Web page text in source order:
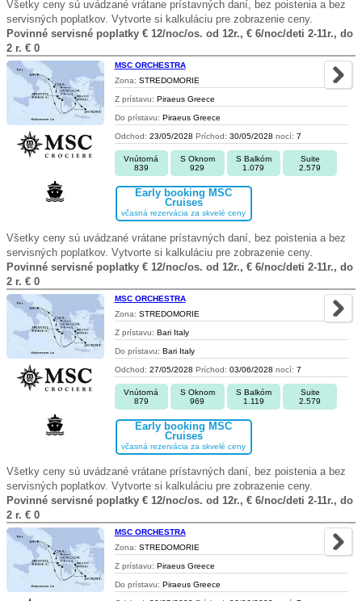
Všetky ceny sú uvádzané vrátane prístavných daní, bez poistenia a bez
servisných poplatkov. Vytvorte si kalkuláciu pre zobrazenie ceny.
Povinné servisné poplatky € 12/noc/os. od 12r., € 6/noc/deti 2-11r., do
2 r. € 0
MSC ORCHESTRA
Zona: STREDOMORIE
Z prístavu: Piraeus Greece
Do prístavu: Piraeus Greece
Odchod: 23/05/2028 Príchod: 30/05/2028 nocí: 7
Vnútorná
839
S Oknom
929
S Balkóm
1.079
Suite
2.579
Early booking MSC
Cruises
včasná rezervácia za skvelé ceny
Všetky ceny sú uvádzané vrátane prístavných daní, bez poistenia a bez
servisných poplatkov. Vytvorte si kalkuláciu pre zobrazenie ceny.
Povinné servisné poplatky € 12/noc/os. od 12r., € 6/noc/deti 2-11r., do
2 r. € 0
MSC ORCHESTRA
Zona: STREDOMORIE
Z prístavu: Bari Italy
Do prístavu: Bari Italy
Odchod: 27/05/2028 Príchod: 03/06/2028 nocí: 7
Vnútorná
879
S Oknom
969
S Balkóm
1.119
Suite
2.579
Early booking MSC
Cruises
včasná rezervácia za skvelé ceny
Všetky ceny sú uvádzané vrátane prístavných daní, bez poistenia a bez
servisných poplatkov. Vytvorte si kalkuláciu pre zobrazenie ceny.
Povinné servisné poplatky € 12/noc/os. od 12r., € 6/noc/deti 2-11r., do
2 r. € 0
MSC ORCHESTRA
Zona: STREDOMORIE
Z prístavu: Piraeus Greece
Do prístavu: Piraeus Greece